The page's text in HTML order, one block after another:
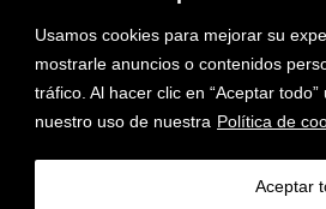
Usamos cookies para mejorar su
mostrarle anuncios o contenidos
tráfico. Al hacer clic en “Aceptar
nuestro uso de nuestra Política de
Aceptar